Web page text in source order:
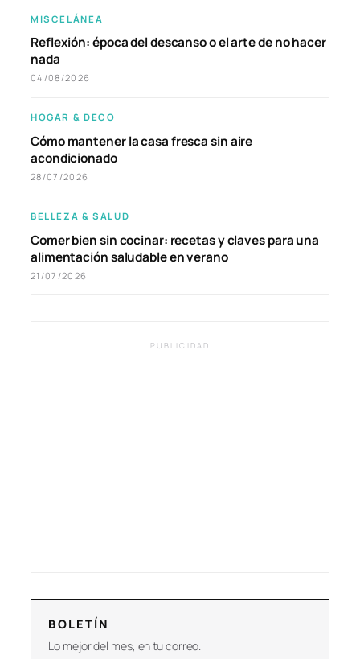
MISCELÁNEA
Reflexión: época del descanso o el arte de no hacer
nada
04/08/2026
HOGAR & DECO
Cómo mantener la casa fresca sin aire
acondicionado
28/07/2026
BELLEZA & SALUD
Comer bien sin cocinar: recetas y claves para una
alimentación saludable en verano
21/07/2026
PUBLICIDAD
BOLETÍN
Lo mejor del mes, en tu correo.